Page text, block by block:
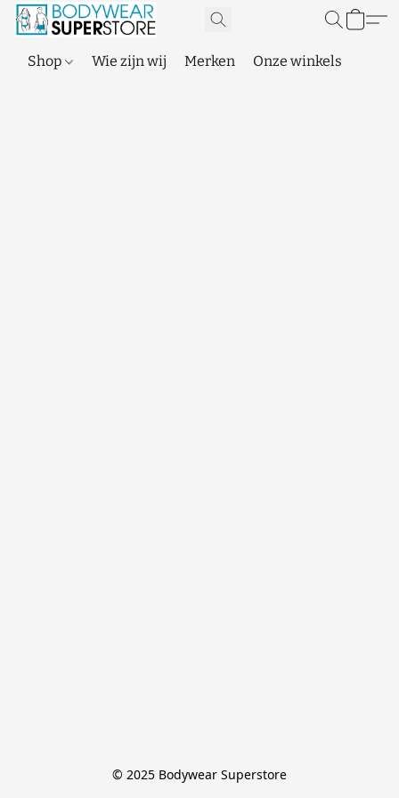
Shop Wie zijn wij Merken Onze winkels
© 2025 Bodywear Superstore